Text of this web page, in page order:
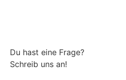
Du hast eine Frage?
Schreib uns an!